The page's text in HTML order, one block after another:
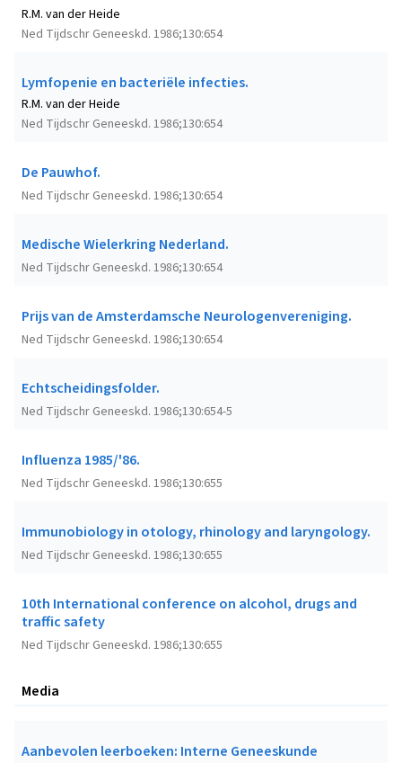
Ned Tijdschr Geneeskd. 1986;130:654
R.M. van der Heide
Lymfopenie en bacteriële infecties.
Ned Tijdschr Geneeskd. 1986;130:654
R.M. van der Heide
De Pauwhof.
Ned Tijdschr Geneeskd. 1986;130:654
Medische Wielerkring Nederland.
Ned Tijdschr Geneeskd. 1986;130:654
Prijs van de Amsterdamsche Neurologenvereniging.
Ned Tijdschr Geneeskd. 1986;130:654
Echtscheidingsfolder.
Ned Tijdschr Geneeskd. 1986;130:654-5
Influenza 1985/'86.
Ned Tijdschr Geneeskd. 1986;130:655
Immunobiology in otology, rhinology and laryngology.
Ned Tijdschr Geneeskd. 1986;130:655
10th International conference on alcohol, drugs and
traffic safety
Ned Tijdschr Geneeskd. 1986;130:655
Media
Aanbevolen leerboeken: Interne Geneeskunde